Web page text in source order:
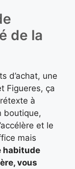
de la
d’achat, une
Figueres, ça
à
boutique,
et le
mais
habitude
vous